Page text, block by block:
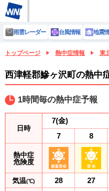
雨雲レーダー 台風情報 地震
トップページ 熱中症情報 東
西津軽郡鰺ヶ沢町の熱中
1時間毎の熱中症予報
日時
熱中症
危険度
気温(℃)
7(金)
7
28
8
27